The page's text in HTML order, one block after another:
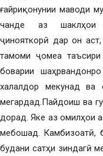
ғайриқонунии маводи
чанде аз шаклҳои
ҷинояткорӣ дар он
тамоми ҷомеа таъсири
боварии
халалдор мекунад ва
мегардад.Пайдоиш ва
дорад. Яке аз омилҳои
мебошад. Камбизоатӣ,
будани сатҳи зиндагӣ